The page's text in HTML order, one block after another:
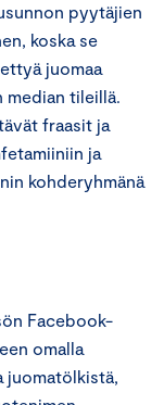
pyytäjien
koska se
juomaa
median tileillä.
fraasit ja
ja
kohderyhmänä
Facebook-
omalla
juomatölkistä,